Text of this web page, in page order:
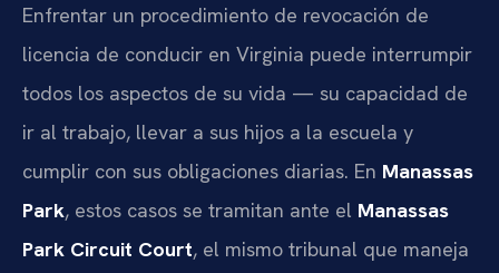
Enfrentar un procedimiento de revocación de
licencia de conducir en Virginia puede interrumpir
todos los aspectos de su vida — su capacidad de
ir al trabajo, llevar a sus hijos a la escuela y
cumplir con sus obligaciones diarias. En Manassas
Park, estos casos se tramitan ante el Manassas
Park Circuit Court, el mismo tribunal que maneja